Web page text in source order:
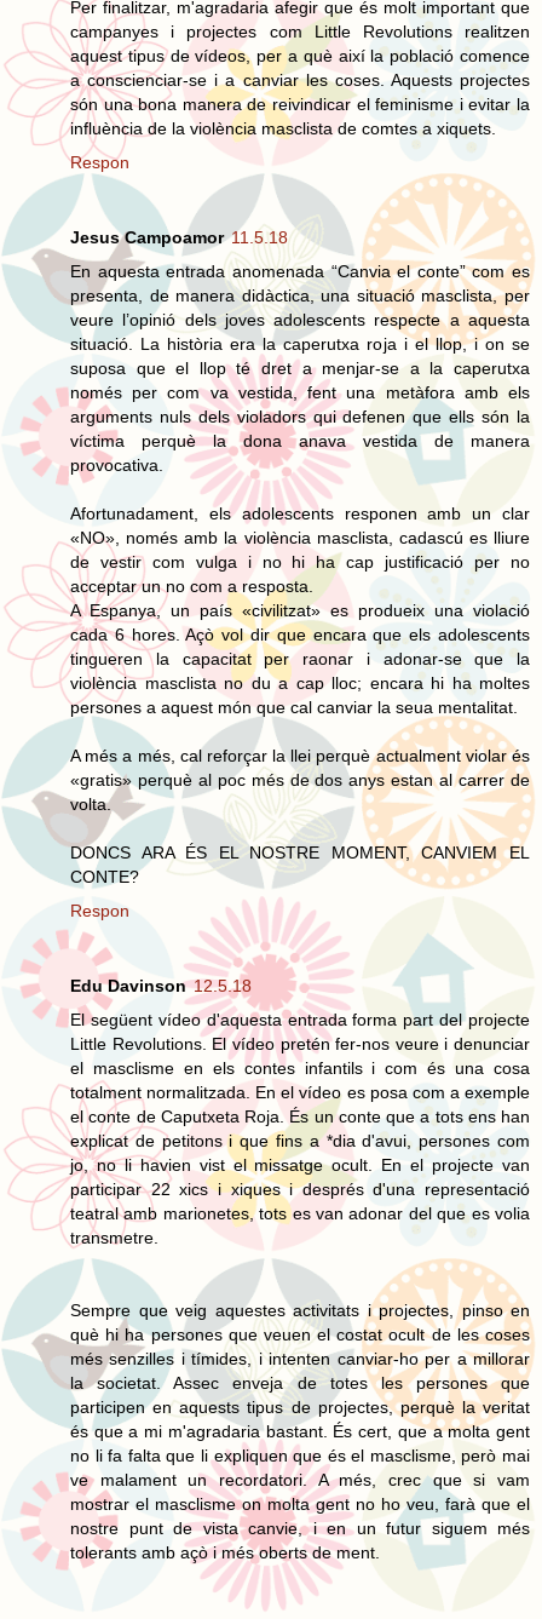
Per finalitzar, m'agradaria afegir que és molt important que
campanyes i projectes com Little Revolutions realitzen
aquest tipus de vídeos, per a què així la població comence
a conscienciar-se i a canviar les coses. Aquests projectes
són una bona manera de reivindicar el feminisme i evitar la
influència de la violència masclista de comtes a xiquets.
Respon
Jesus Campoamor 11.5.18
En aquesta entrada anomenada “Canvia el conte” com es
presenta, de manera didàctica, una situació masclista, per
veure l’opinió dels joves adolescents respecte a aquesta
situació. La història era la caperutxa roja i el llop, i on se
suposa que el llop té dret a menjar-se a la caperutxa
només per com va vestida, fent una metàfora amb els
arguments nuls dels violadors qui defenen que ells són la
víctima perquè la dona anava vestida de manera
provocativa.
Afortunadament, els adolescents responen amb un clar
«NO», només amb la violència masclista, cadascú es lliure
de vestir com vulga i no hi ha cap justificació per no
acceptar un no com a resposta.
A Espanya, un país «civilitzat» es produeix una violació
cada 6 hores. Açò vol dir que encara que els adolescents
tingueren la capacitat per raonar i adonar-se que la
violència masclista no du a cap lloc; encara hi ha moltes
persones a aquest món que cal canviar la seua mentalitat.
A més a més, cal reforçar la llei perquè actualment violar és
«gratis» perquè al poc més de dos anys estan al carrer de
volta.
DONCS ARA ÉS EL NOSTRE MOMENT, CANVIEM EL
CONTE?
Respon
Edu Davinson 12.5.18
El següent vídeo d'aquesta entrada forma part del projecte
Little Revolutions. El vídeo pretén fer-nos veure i denunciar
el masclisme en els contes infantils i com és una cosa
totalment normalitzada. En el vídeo es posa com a exemple
el conte de Caputxeta Roja. És un conte que a tots ens han
explicat de petitons i que fins a *dia d'avui, persones com
jo, no li havien vist el missatge ocult. En el projecte van
participar 22 xics i xiques i després d'una representació
teatral amb marionetes, tots es van adonar del que es volia
transmetre.
Sempre que veig aquestes activitats i projectes, pinso en
què hi ha persones que veuen el costat ocult de les coses
més senzilles i tímides, i intenten canviar-ho per a millorar
la societat. Assec enveja de totes les persones que
participen en aquests tipus de projectes, perquè la veritat
és que a mi m'agradaria bastant. És cert, que a molta gent
no li fa falta que li expliquen que és el masclisme, però mai
ve malament un recordatori. A més, crec que si vam
mostrar el masclisme on molta gent no ho veu, farà que el
nostre punt de vista canvie, i en un futur siguem més
tolerants amb açò i més oberts de ment.